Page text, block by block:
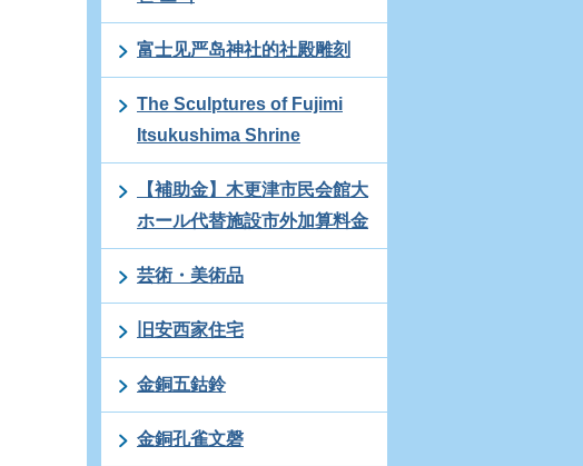
富士见严岛神社的社殿雕刻
The Sculptures of Fujimi
Itsukushima Shrine
【補助金】木更津市民会館大
ホール代替施設市外加算料金
芸術・美術品
旧安西家住宅
金銅五鈷鈴
金銅孔雀文磬